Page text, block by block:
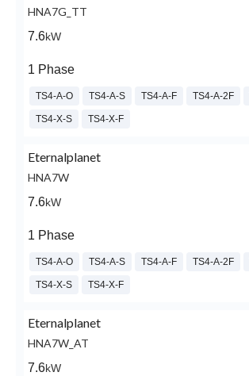
HNA7G_TT
7.6kW
1 Phase
TS4-A-O TS4-A-S TS4-A-F TS4-A-2F
TS4-X-S TS4-X-F
Eternalplanet
HNA7W
7.6kW
1 Phase
TS4-A-O TS4-A-S TS4-A-F TS4-A-2F
TS4-X-S TS4-X-F
Eternalplanet
HNA7W_AT
7.6kW